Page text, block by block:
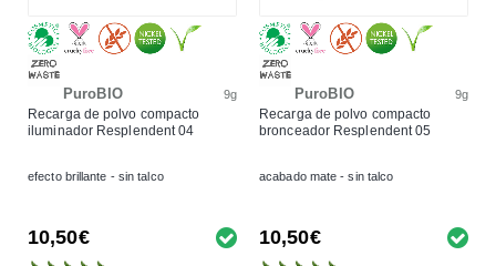
PuroBIO 9g
Recarga de polvo compacto
iluminador Resplendent 04
efecto brillante - sin talco
10,50€
PuroBIO 9g
Recarga de polvo compacto
bronceador Resplendent 05
acabado mate - sin talco
10,50€